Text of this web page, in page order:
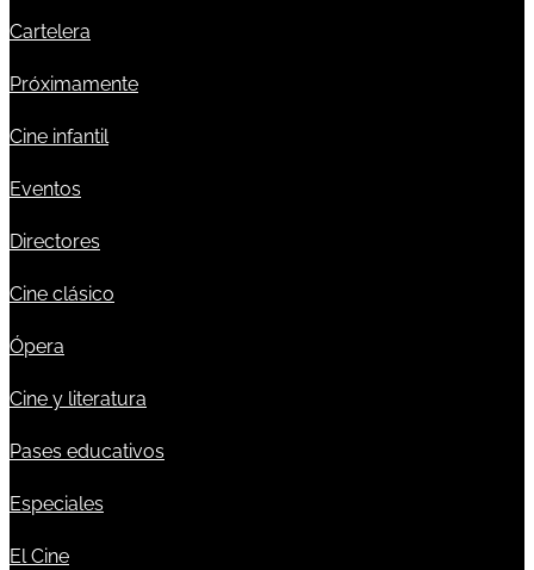
Cartelera
Próximamente
Cine infantil
Eventos
Directores
Cine clásico
Ópera
Cine y literatura
Pases educativos
Especiales
El Cine